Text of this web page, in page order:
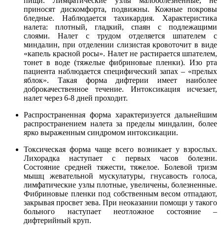
приносят дискомфорта, подвижны. Кожные покровы
бледные. Наблюдается тахикардия. Характеристика
налета: плотный, гладкий, спаян с подлежащими
слоями. Налет с трудом отделяется шпателем с
миндалин, при отделении слизистая кровоточит в виде
«капель красной росы». Налет не растирается шпателем,
тонет в воде (тяжелые фибриновые пленки). Изо рта
пациента наблюдается специфический запах – «прелых
яблок». Такая форма дифтерии имеет наиболее
доброкачественное течение. Интоксикация исчезает,
налет через 6-8 дней проходит.
Распространенная форма характеризуется дальнейшим
распространением налета за пределы миндалин, более
ярко выраженным синдромом интоксикации.
Токсическая форма чаще всего возникает у взрослых.
Лихорадка наступает с первых часов болезни.
Состояние средней тяжести, тяжелое. Болевой тризм
мышц жевательной мускулатуры, гнусавость голоса,
лимфатические узлы плотные, увеличены, болезненные.
Фибриновые пленки под собственным весом отпадают,
закрывая просвет зева. При неоказании помощи у такого
больного наступает неотложное состояние –
дифтерийный круп.